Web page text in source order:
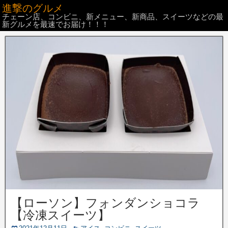
進撃のグルメ
チェーン店、コンビニ、新メニュー、新商品、スイーツなどの最
新グルメを最速でお届け！！！
【ローソン】フォンダンショコラ
【冷凍スイーツ】